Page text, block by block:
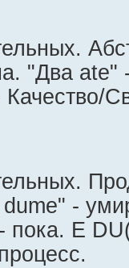
"Два ate"
-
пока. E